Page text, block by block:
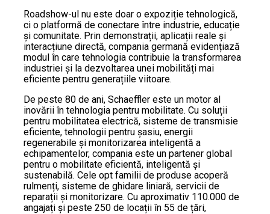
Roadshow-ul nu este doar o expoziție tehnologică,
ci o platformă de conectare între industrie, educație
și comunitate. Prin demonstrații, aplicații reale și
interacțiune directă, compania germană evidențiază
modul în care tehnologia contribuie la transformarea
industriei și la dezvoltarea unei mobilități mai
eficiente pentru generațiile viitoare.
De peste 80 de ani, Schaeffler este un motor al
inovării în tehnologia pentru mobilitate. Cu soluții
pentru mobilitatea electrică, sisteme de transmisie
eficiente, tehnologii pentru șasiu, energii
regenerabile și monitorizarea inteligentă a
echipamentelor, compania este un partener global
pentru o mobilitate eficientă, inteligentă și
sustenabilă. Cele opt familii de produse acoperă
rulmenți, sisteme de ghidare liniară, servicii de
reparații și monitorizare. Cu aproximativ 110.000 de
angajați și peste 250 de locații în 55 de țări,